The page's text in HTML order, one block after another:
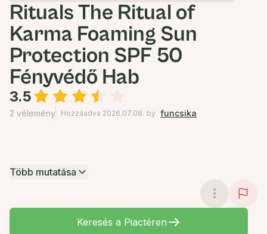
Rituals The Ritual of
Karma Foaming Sun
Protection SPF 50
Fényvédő Hab
3.5
2 vélemény Hozzáadva 2026.07.08. by funcsika
Több mutatása
Keresés a Piactéren